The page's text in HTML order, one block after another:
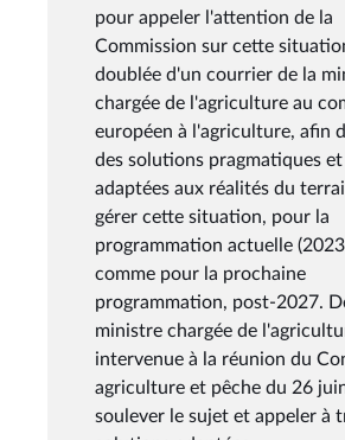
pour appeler l'attention de la
Commission sur cette
doublée d'un courrier de la
chargée de l'agriculture au
européen à l'agriculture, afin
des solutions pragmatiques
adaptées aux réalités du
gérer cette situation, pour la
programmation actuelle
comme pour la prochaine
programmation, post-2027.
ministre chargée de
intervenue à la réunion du
agriculture et pêche du 26
soulever le sujet et appeler à